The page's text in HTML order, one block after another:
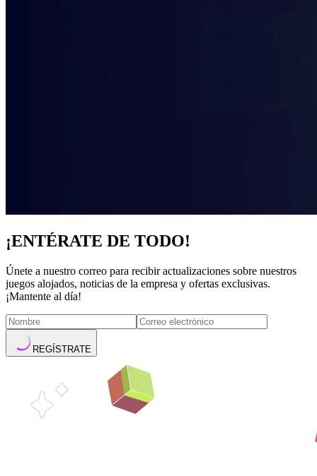
¡ENTÉRATE DE TODO!
Únete a nuestro correo para recibir actualizaciones sobre nuestros
juegos alojados, noticias de la empresa y ofertas exclusivas.
¡Mantente al día!
REGÍSTRATE